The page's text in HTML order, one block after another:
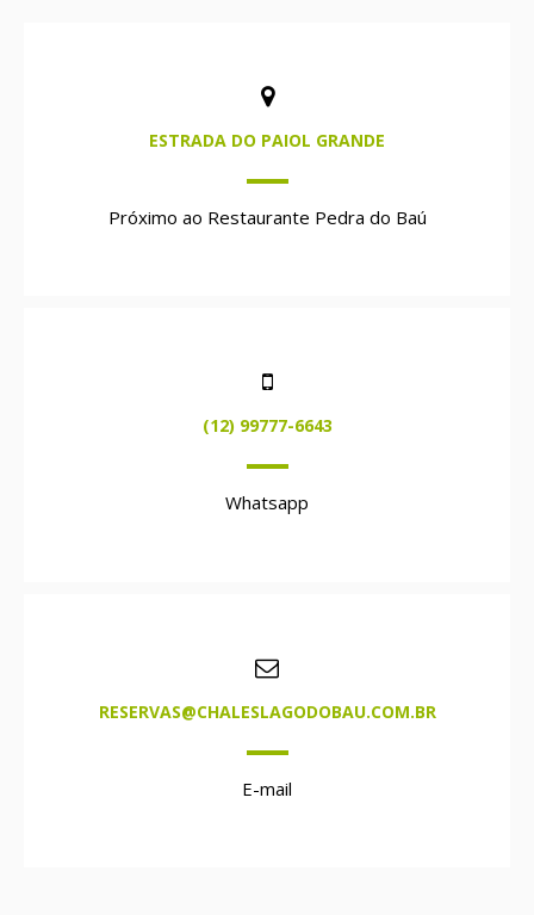
ESTRADA DO PAIOL GRANDE
Próximo ao Restaurante Pedra do Baú
(12) 99777-6643
Whatsapp
RESERVAS@CHALESLAGODOBAU.COM.BR
E-mail